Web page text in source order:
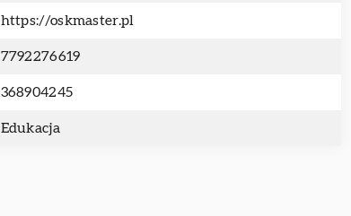
https://oskmaster.pl
7792276619
368904245
Edukacja